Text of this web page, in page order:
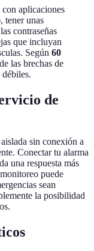
con aplicaciones
tener unas
contraseñas
que incluyan
Según 60
las brechas de
débiles.
de
sin conexión a
Conectar tu alarma
una respuesta más
puede
sean
la posibilidad